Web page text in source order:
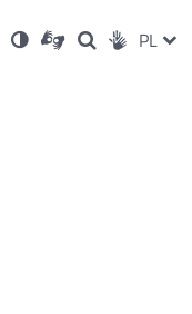
Ustawienia
Wersja
kontrastowa
Dla
niesłyszących
OtwórzOtwórz
w
Otwórz
w
Social PL